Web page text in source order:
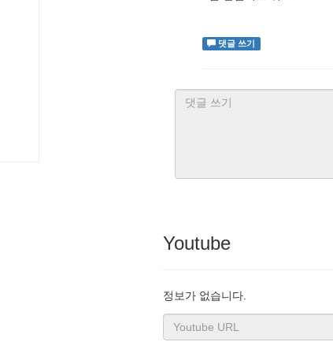
댓글 쓰기
Youtube
정보가 없습니다.